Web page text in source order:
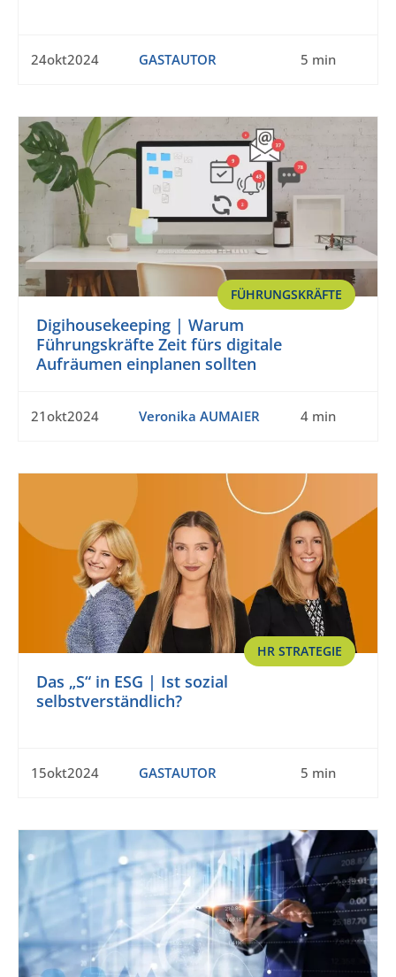
24okt2024 GASTAUTOR 5 min
FÜHRUNGSKRÄFTE
Digihousekeeping | Warum
Führungskräfte Zeit fürs digitale
Aufräumen einplanen sollten
21okt2024 Veronika AUMAIER 4 min
HR STRATEGIE
Das „S“ in ESG | Ist sozial
selbstverständlich?
15okt2024 GASTAUTOR 5 min